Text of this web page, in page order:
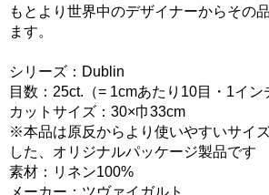
もとより世界中のデザイナーからその
ます。
シリーズ：Dublin
目数：25ct.（= 1cmあたり10目・1イン
カットサイズ：30×巾33cm
※本品は原反からより使いやすいサイ
した、オリジナルパッケージ製品です
素材：リネン100%
メーカー：ツヴァイガルト